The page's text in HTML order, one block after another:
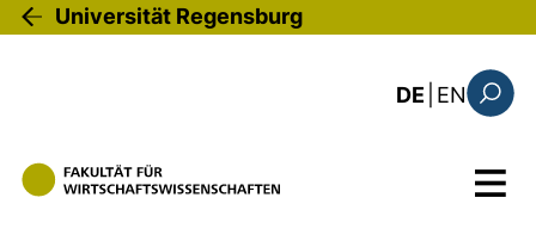
Direkt zum Inhalt
Universität Regensburg
DE EN: the
Menü